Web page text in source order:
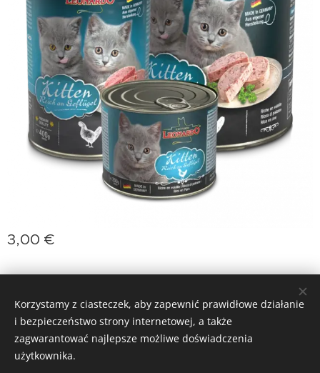
3,00 €
jasminprincess Ciasteczka
Języki
Slovenčina
Deutsch English Polski Magyar
Korzystamy z ciasteczek, aby zapewnić prawidłowe działanie
i bezpieczeństwo strony internetowej, a także
zagwarantować najlepsze możliwe doświadczenia
użytkownika.